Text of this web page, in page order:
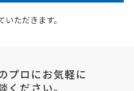
ただきます。
プロにお気軽に
ください。